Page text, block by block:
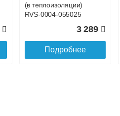
(в теплоизоляции)
RVS-0004-055025
3 289
Подробнее